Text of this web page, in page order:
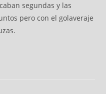
segundas y las
pero con el golaveraje